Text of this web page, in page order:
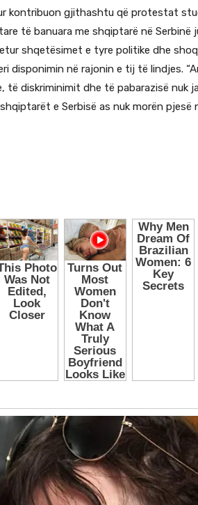
kontribuon gjithashtu që protestat
të banuara me shqiptarë në Serbinë
shqetësimet e tyre politike dhe
disponimin në rajonin e tij të lindjes.
diskriminimit dhe të pabarazisë nuk
e Serbisë as nuk morën pjesë